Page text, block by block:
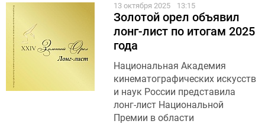
13 октября 2025 13:15
Золотой орел объявил
лонг-лист по итогам 2025
года
Национальная Академия
кинематографических искусств
и наук России представила
лонг-лист Национальной
Премии в области